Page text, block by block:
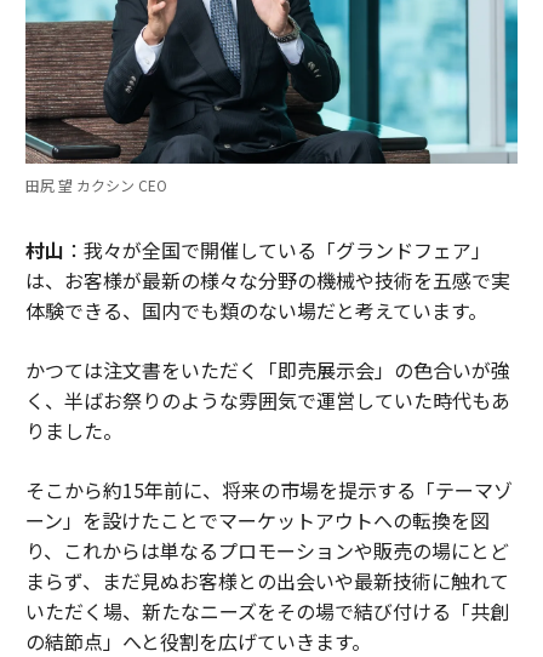
田尻 望 カクシン CEO
村山 ：我々が全国で開催している「グランドフェア」
は、お客様が最新の様々な分野の機械や技術を五感で実
体験できる、国内でも類のない場だと考えています。
かつては注文書をいただく「即売展示会」の色合いが強
く、半ばお祭りのような雰囲気で運営していた時代もあ
りました。
そこから約15年前に、将来の市場を提示する「テーマゾ
ーン」を設けたことでマーケットアウトへの転換を図
り、これからは単なるプロモーションや販売の場にとど
まらず、まだ見ぬお客様との出会いや最新技術に触れて
いただく場、新たなニーズをその場で結び付ける「共創
の結節点」へと役割を広げていきます。